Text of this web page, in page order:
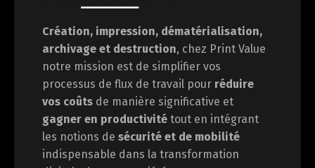
Création, impression, dématérialisation,
archivage et destruction, chez Print Value
notre mission est de simplifier vos
processus de flux de travail pour réduire
vos coûts de manière significative et
gagner en productivité tout en intégrant
les notions de sécurité et de mobilité
indispensable dans la transformation